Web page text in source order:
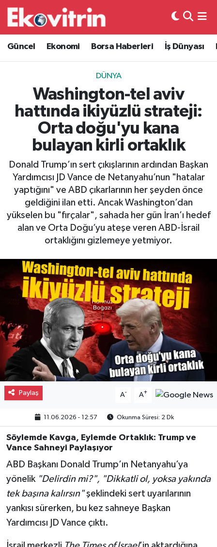
Güncel Ekonomi Borsa Haberleri İş Dünyası
DÜNYA
Washington-tel aviv
hattında ikiyüzlü strateji:
Orta doğu'yu kana
bulayan kirli ortaklık
Donald Trump’ın sert çıkışlarının ardından Başkan
Yardımcısı JD Vance de Netanyahu’nun "hatalar
yaptığını" ve ABD çıkarlarının her şeyden önce
geldiğini ilan etti. Ancak Washington’dan
yükselen bu "fırçalar", sahada her gün İran’ı hedef
alan ve Orta Doğu’yu ateşe veren ABD-İsrail
ortaklığını gizlemeye yetmiyor.
Paylaş A- A+
11.06.2026 - 12:57 Okunma Süresi: 2 Dk
Söylemde Kavga, Eylemde Ortaklık: Trump ve
Vance Sahneyi Paylaşıyor
ABD Başkanı Donald Trump’ın Netanyahu’ya
yönelik "Delirdin mi?", "Dikkatli ol, yoksa yakında
tek başına kalırsın"şeklindeki sert uyarılarının
yankısı sürerken, bu kez sahneye Başkan
Yardımcısı JD Vance çıktı.
Güncel
Ekonomi
Borsa Haberleri
İş Dünyası
Lojistik
Otovitrin
Asayiş
Magazin
Gayrimenkul
Spor
Eğitim
Hava Durumu
Trafik Durumu
Süper Lig Puan Durumu ve Fikstür
Tüm Manşetler
Son Dakika Haberleri
Haber Arşivi